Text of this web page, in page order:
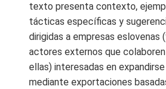
texto presenta contexto,
tácticas específicas y
dirigidas a empresas eslovenas
actores externos que
ellas) interesadas en expandirse
mediante exportaciones